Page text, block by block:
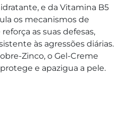
e da Vitamina B5
os mecanismos de
as suas defesas,
às agressões diárias.
Zinco, o Gel-Creme
e apazigua a pele.